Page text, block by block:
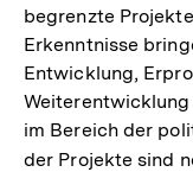
begrenzte
Erkenntnisse
Entwicklung,
im Bereich der
der Projekte sind